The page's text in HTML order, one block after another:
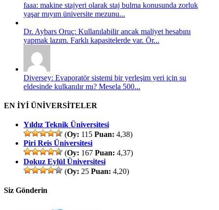
faaa: makine stajyeri olarak staj bulma konusunda zorluk
yaşar mıyım üniversite mezunu...
Dr. Aybars Oruç: Kullanılabilir ancak maliyet hesabını
yapmak lazım. Farklı kapasitelerde var. Ör...
Diversey: Evaporatör sistemi bir yerleşim yeri için su
eldesinde kulkanılır mı? Mesela 500...
EN İYİ ÜNİVERSİTELER
Yıldız Teknik Üniversitesi
(Oy: 115 Puan: 4,38)
Piri Reis Üniversitesi
(Oy: 167 Puan: 4,37)
Dokuz Eylül Üniversitesi
(Oy: 25 Puan: 4,20)
Siz Gönderin